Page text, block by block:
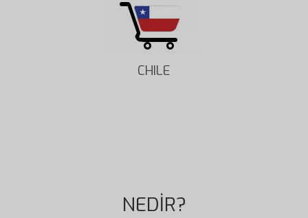
CHILE
NEDİR?